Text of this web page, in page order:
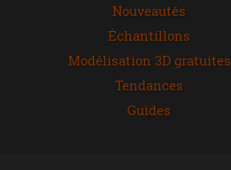
Nouveautés
Échantillons
Modélisation 3D gratuites
Tendances
Guides